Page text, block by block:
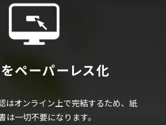
ペーパーレス化
はオンライン上で完結するため、紙
は一切不要になります。